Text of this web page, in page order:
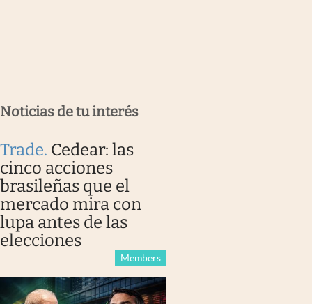
Noticias de tu interés
Trade. Cedear: las
cinco acciones
brasileñas que el
mercado mira con
lupa antes de las
elecciones
Members